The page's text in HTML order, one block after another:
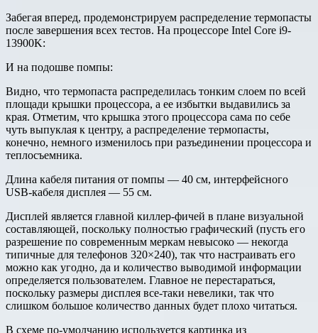
Забегая вперед, продемонстрируем распределение термопасты
после завершения всех тестов. На процессоре Intel Core i9-
13900K:
И на подошве помпы:
Видно, что термопаста распределилась тонким слоем по всей
площади крышки процессора, а ее избытки выдавились за
края. Отметим, что крышка этого процессора сама по себе
чуть выпуклая к центру, а распределение термопасты,
конечно, немного изменилось при разъединении процессора и
теплосъемника.
Длина кабеля питания от помпы — 40 см, интерфейсного
USB-кабеля дисплея — 55 см.
Дисплей является главной киллер-фичей в плане визуальной
составляющей, поскольку полностью графический (пусть его
разрешение по современным меркам невысоко — некогда
типичные для телефонов 320×240), так что настраивать его
можно как угодно, да и количество выводимой информации
определяется пользователем. Главное не перестараться,
поскольку размеры дисплея все-таки невелики, так что
слишком большое количество данных будет плохо читаться.
В схеме по-умолчанию используется картинка из